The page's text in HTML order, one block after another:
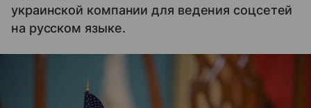
украинской компании для ведения соцсетей
на русском языке.